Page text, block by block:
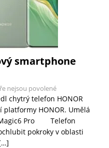
smartphone
nejsou povolené
chytrý telefon HONOR
HONOR. Umělá
Magic6 Pro Telefon
pokroky v oblasti